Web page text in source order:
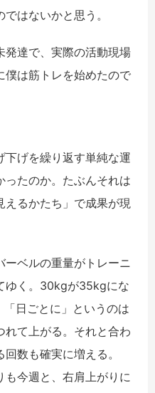
はないかと思う。
達で、実際の活動現場
僕は筋トレを始めたので
げを繰り返す単純な運
ったのか。たぶんそれは
えるかたち」で成果が現
ベルの重量がトレーニ
ゆく。30kgが35kgにな
日ごとに」というのは
れて上がる。それと合わ
数も確実に増える。
も今週と、右肩上がりに